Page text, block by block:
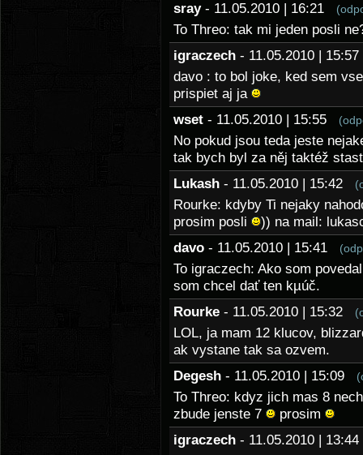
sray - 11.05.2010 | 16:21
To Threo: tak mi jeden posli
igraczech - 11.05.2010 |
davo : to bol joke, ked sem
prispiet aj ja
wset - 11.05.2010 | 15:55
No pokud jsou teda jeste
tak bych byl za něj taktéž
Lukash - 11.05.2010 | 15:42
Rourke: kdyby Ti nejaky
prosim posli
)) na mail:
davo - 11.05.2010 | 15:41
To igraczech: Ako som
som chcel dať ten kµúč.
Rourke - 11.05.2010 | 15:32
LOL, ja mam 12 klucov,
ak vystane tak sa ozvem.
Degesh - 11.05.2010 | 15:09
To Threo: kdyz jich mas 8
zbude jenste 7
prosim
igraczech - 11.05.2010 |